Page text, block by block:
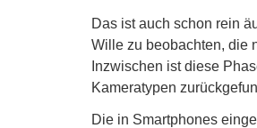
Das ist auch schon rein
Wille zu beobachten, die
Inzwischen ist diese
Kameratypen
Die in Smartphones